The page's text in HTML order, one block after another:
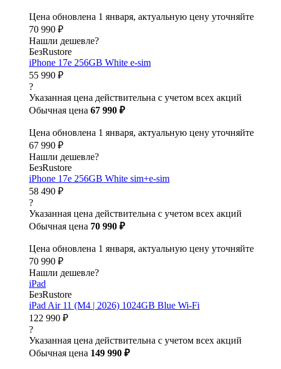
Цена обновлена 1 января, актуальную цену уточняйте
70 990 ₽
Нашли дешевле?
БезRustore
iPhone 17e 256GB White e-sim
55 990 ₽
?
Указанная цена действительна с учетом всех акций
Обычная цена 67 990 ₽
Цена обновлена 1 января, актуальную цену уточняйте
67 990 ₽
Нашли дешевле?
БезRustore
iPhone 17e 256GB White sim+e-sim
58 490 ₽
?
Указанная цена действительна с учетом всех акций
Обычная цена 70 990 ₽
Цена обновлена 1 января, актуальную цену уточняйте
70 990 ₽
Нашли дешевле?
iPad
БезRustore
iPad Air 11 (M4 | 2026) 1024GB Blue Wi-Fi
122 990 ₽
?
Указанная цена действительна с учетом всех акций
Обычная цена 149 990 ₽